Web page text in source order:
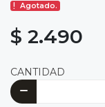
Agotado.
$ 2.490
CANTIDAD